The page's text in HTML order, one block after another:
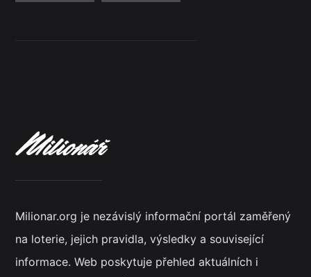
Milionar.org je nezávislý informační portál zaměřený
na loterie, jejich pravidla, výsledky a související
informace. Web poskytuje přehled aktuálních i